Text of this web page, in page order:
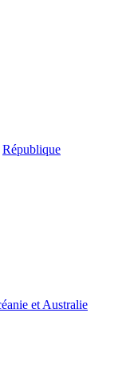
République
et Australie